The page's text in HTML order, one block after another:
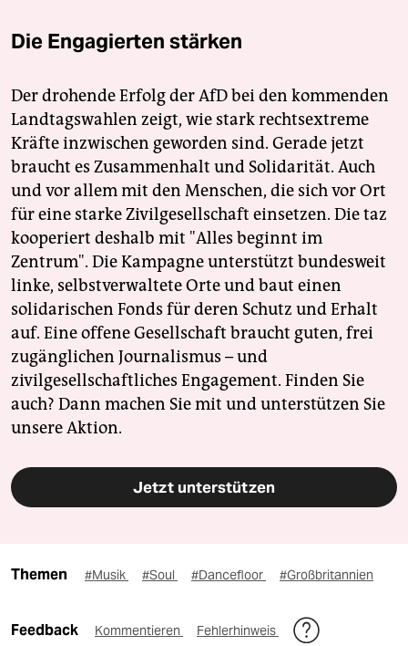
Die Engagierten stärken
Der drohende Erfolg der AfD bei den kommenden
Landtagswahlen zeigt, wie stark rechtsextreme
Kräfte inzwischen geworden sind. Gerade jetzt
braucht es Zusammenhalt und Solidarität. Auch
und vor allem mit den Menschen, die sich vor Ort
für eine starke Zivilgesellschaft einsetzen. Die taz
kooperiert deshalb mit "Alles beginnt im
Zentrum". Die Kampagne unterstützt bundesweit
linke, selbstverwaltete Orte und baut einen
solidarischen Fonds für deren Schutz und Erhalt
auf. Eine offene Gesellschaft braucht guten, frei
zugänglichen Journalismus – und
zivilgesellschaftliches Engagement. Finden Sie
auch? Dann machen Sie mit und unterstützen Sie
unsere Aktion.
Jetzt unterstützen
Themen #Musik #Soul #Dancefloor #Großbritannien
Feedback Kommentieren Fehlerhinweis